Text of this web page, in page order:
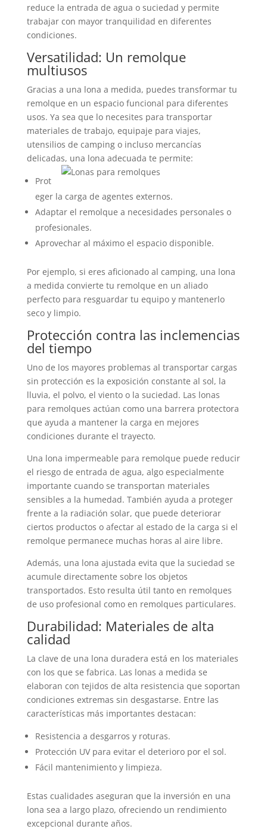
reduce la entrada de agua o suciedad y permite
trabajar con mayor tranquilidad en diferentes
condiciones.
Versatilidad: Un remolque
multiusos
Gracias a una lona a medida, puedes transformar tu
remolque en un espacio funcional para diferentes
usos. Ya sea que lo necesites para transportar
materiales de trabajo, equipaje para viajes,
utensilios de camping o incluso mercancías
delicadas, una lona adecuada te permite:
Prot
eger la carga de agentes externos.
Adaptar el remolque a necesidades personales o
profesionales.
Aprovechar al máximo el espacio disponible.
Por ejemplo, si eres aficionado al camping, una lona
a medida convierte tu remolque en un aliado
perfecto para resguardar tu equipo y mantenerlo
seco y limpio.
Protección contra las inclemencias
del tiempo
Uno de los mayores problemas al transportar cargas
sin protección es la exposición constante al sol, la
lluvia, el polvo, el viento o la suciedad. Las lonas
para remolques actúan como una barrera protectora
que ayuda a mantener la carga en mejores
condiciones durante el trayecto.
Una lona impermeable para remolque puede reducir
el riesgo de entrada de agua, algo especialmente
importante cuando se transportan materiales
sensibles a la humedad. También ayuda a proteger
frente a la radiación solar, que puede deteriorar
ciertos productos o afectar al estado de la carga si el
remolque permanece muchas horas al aire libre.
Además, una lona ajustada evita que la suciedad se
acumule directamente sobre los objetos
transportados. Esto resulta útil tanto en remolques
de uso profesional como en remolques particulares.
Durabilidad: Materiales de alta
calidad
La clave de una lona duradera está en los materiales
con los que se fabrica. Las lonas a medida se
elaboran con tejidos de alta resistencia que soportan
condiciones extremas sin desgastarse. Entre las
características más importantes destacan:
Resistencia a desgarros y roturas.
Protección UV para evitar el deterioro por el sol.
Fácil mantenimiento y limpieza.
Estas cualidades aseguran que la inversión en una
lona sea a largo plazo, ofreciendo un rendimiento
excepcional durante años.